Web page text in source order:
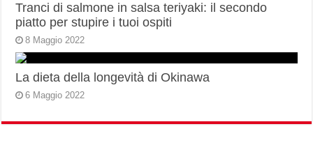
Tranci di salmone in salsa teriyaki: il secondo
piatto per stupire i tuoi ospiti
8 Maggio 2022
La dieta della longevità di Okinawa
6 Maggio 2022